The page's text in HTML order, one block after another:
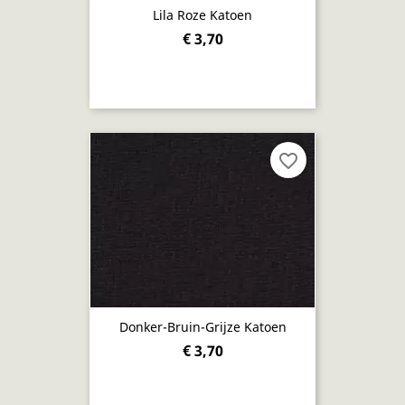
Lila Roze Katoen
€ 3,70
Donker-Bruin-Grijze Katoen
€ 3,70
favorite_border